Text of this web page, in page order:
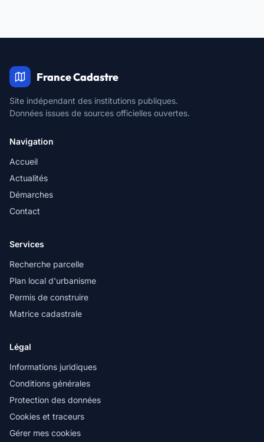
France Cadastre
Site indépendant des institutions publiques.
Données issues de sources officielles ouvertes.
Navigation
Accueil
Actualités
Démarches
Contact
Services
Recherche parcelle
Plan local d'urbanisme
Permis de construire
Matrice cadastrale
Légal
Informations juridiques
Conditions générales
Protection des données
Cookies et traceurs
Gérer mes cookies